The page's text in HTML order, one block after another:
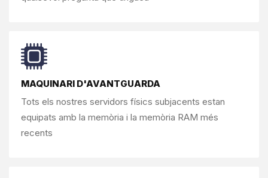
MAQUINARI D'AVANTGUARDA
Tots els nostres servidors físics subjacents estan
equipats amb la memòria i la memòria RAM més
recents